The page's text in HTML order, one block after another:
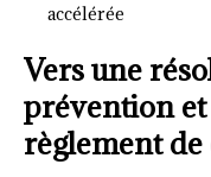
accélérée
Vers une
prévention
règlement